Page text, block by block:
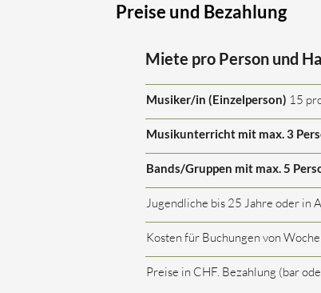
Preise und Bezahlung
Miete pro Person und
Musiker/in (Einzelperson) 15
Musikunterricht mit max. 3
Bands/Gruppen mit max. 5
Jugendliche bis 25 Jahre oder in
Kosten für Buchungen von
Preise in CHF. Bezahlung (bar